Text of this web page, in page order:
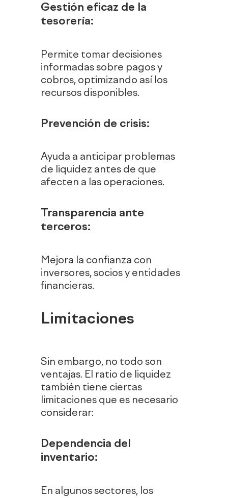
Gestión eficaz de la
tesorería:
Permite tomar decisiones
informadas sobre pagos y
cobros, optimizando así los
recursos disponibles.
Prevención de crisis:
Ayuda a anticipar problemas
de liquidez antes de que
afecten a las operaciones.
Transparencia ante
terceros:
Mejora la confianza con
inversores, socios y entidades
financieras.
Limitaciones
Sin embargo, no todo son
ventajas. El ratio de liquidez
también tiene ciertas
limitaciones que es necesario
considerar:
Dependencia del
inventario:
En algunos sectores, los